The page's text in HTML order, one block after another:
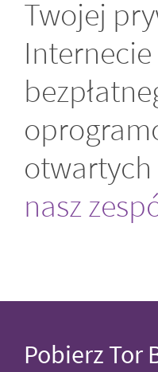
Twojej
otwartych
nasz
Pobierz Tor